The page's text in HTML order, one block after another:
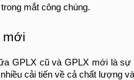
mắt công chúng.
mới
GPLX cũ và GPLX mới là
cải tiến về cả chất lượng